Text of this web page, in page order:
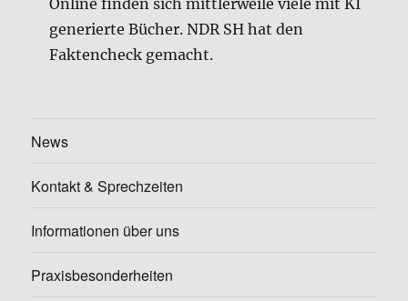
Online finden sich mittlerweile viele mit KI
generierte Bücher. NDR SH hat den
Faktencheck gemacht.
News
Kontakt & Sprechzeiten
Informationen über uns
Praxisbesonderheiten